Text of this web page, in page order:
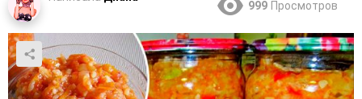
999 Просмотров